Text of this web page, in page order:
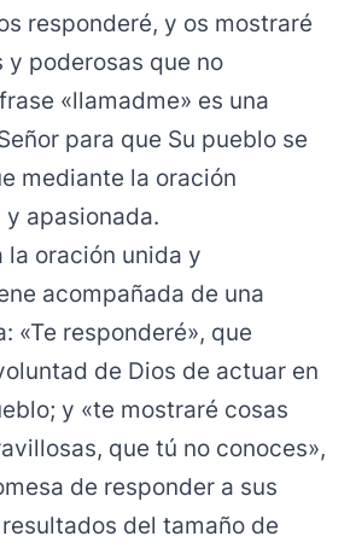
responderé, y os mostraré
y poderosas que no
«llamadme» es una
para que Su pueblo se
mediante la oración
apasionada.
la oración unida y
acompañada de una
«Te responderé», que
de Dios de actuar en
y «te mostraré cosas
que tú no conoces»,
de responder a sus
del tamaño de